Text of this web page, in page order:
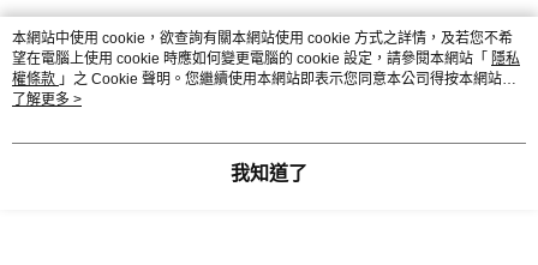
熱門標籤
本網站中使用 cookie，欲查詢有關本網站使用 cookie 方式之詳情，及若您不希
望在電腦上使用 cookie 時應如何變更電腦的 cookie 設定，請參閱本網站「 隱私
權條款 」之 Cookie 聲明。您繼續使用本網站即表示您同意本公司得按本網站使
用條款之 Cookie 聲明使用 cookie。
了解更多 >
我知道了